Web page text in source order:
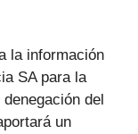
la información
SA para la
del
un